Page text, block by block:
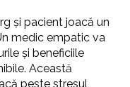
și pacient joacă un
medic empatic va
și beneficiile
Această
peste stresul